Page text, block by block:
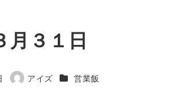
３１日
著
アイズ カテゴリー
営業飯